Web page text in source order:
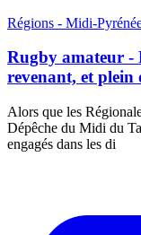
Régions - Midi-
Rugby amateur -
revenant, et plein
Alors que les
Dépêche du Midi du
engagés dans les di